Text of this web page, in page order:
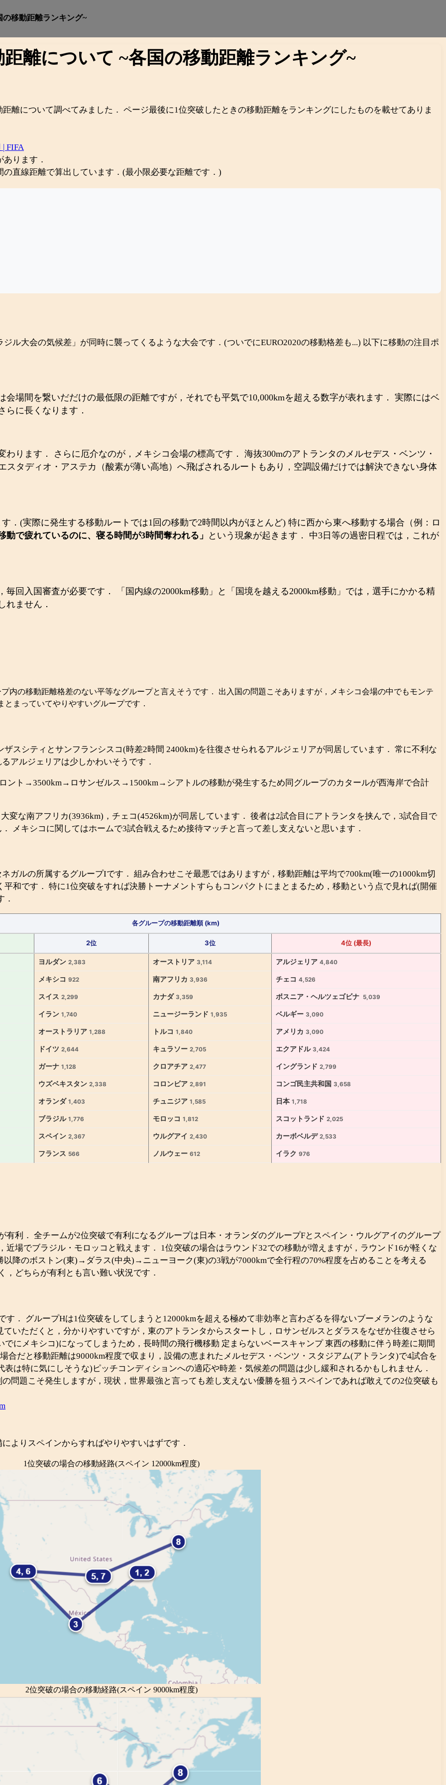
移動距離ランキング~
離について ~各国の移動距離ランキング~
離について調べてみました． ページ最後に1位突破したときの移動距離をランキングにしたものを載せてありま
FIFA
ります．
直線距離で算出しています．(最小限必要な距離です．)
ル大会の気候差」が同時に襲ってくるような大会です．(ついでにEURO2020の移動格差も...) 以下に移動の注目ポ
場間を繋いだだけの最低限の距離ですが，それでも平気で10,000kmを超える数字が表れます． 実際にはベ
らに長くなります．
ります． さらに厄介なのが，メキシコ会場の標高です． 海抜300mのアトランタのメルセデス・ベンツ・
スタディオ・アステカ（酸素が薄い高地）へ飛ばされるルートもあり，空調設備だけでは解決できない身体
．(実際に発生する移動ルートでは1回の移動で2時間以内がほとんど) 特に西から東へ移動する場合（例：ロ
動で疲れているのに、寝る時間が3時間奪われる」
という現象が起きます． 中3日等の過密日程では，これが
回入国審査が必要です． 「国内線の2000km移動」と「国境を越える2000km移動」では，選手にかかる精
れません．
内の移動距離格差のない平等なグループと言えそうです． 出入国の問題こそありますが，メキシコ会場の中でもモンテ
まっていてやりやすいグループです．
スシティとサンフランシスコ(時差2時間 2400km)を往復させられるアルジェリアが同居しています． 常に不利な
アルジェリアは少しかわいそうです．
ント→3500km→ロサンゼルス→1500km→シアトルの移動が発生するため同グループのカタールが西海岸で合計
変な南アフリカ(3936km)，チェコ(4526km)が同居しています． 後者は2試合目にアトランタを挟んで，3試合目で
メキシコに関してはホームで3試合戦えるため接待マッチと言って差し支えないと思います．
ガルの所属するグループIです． 組み合わせこそ最悪ではありますが，移動距離は平均で700km(唯一の1000km切
和です． 特に1位突破をすれば決勝トーナメントすらもコンパクトにまとまるため，移動という点で見れば(開催
．
各グループの移動距離順 (km)
2位 3位 4位 (最長)
ヨルダン 2,383 オーストリア 3,114 アルジェリア 4,840
メキシコ 922 南アフリカ 3,936 チェコ 4,526
スイス 2,299 カナダ 3,359 ボスニア・ヘルツェゴビナ 5,039
イラン 1,740 ニュージーランド 1,935 ベルギー 3,090
オーストラリア 1,288 トルコ 1,840 アメリカ 3,090
ドイツ 2,644 キュラソー 2,705 エクアドル 3,424
ガーナ 1,128 クロアチア 2,477 イングランド 2,799
ウズベキスタン 2,338 コロンビア 2,891 コンゴ民主共和国 3,658
オランダ 1,403 チュニジア 1,585 日本 1,718
ブラジル 1,776 モロッコ 1,812 スコットランド 2,025
スペイン 2,367 ウルグアイ 2,430 カーボベルデ 2,533
フランス 566 ノルウェー 612 イラク 976
利． 全チームが2位突破で有利になるグループは日本・オランダのグループFとスペイン・ウルグアイのグループ
場でブラジル・モロッコと戦えます． 1位突破の場合はラウンド32での移動が増えますが，ラウンド16が軽くな
降のボストン(東)→ダラス(中央)→ニューヨーク(東)の3戦が7000kmで全行程の70%程度を占めることを考える
どちらが有利とも言い難い状況です．
． グループHは1位突破をしてしまうと12000kmを超える極めて非効率と言わざるを得ないブーメランのような
いただくと，分かりやすいですが，東のアトランタからスタートし，ロサンゼルスとダラスをなぜか往復させら
にメキシコ)になってしまうため，長時間の飛行機移動 定まらないベースキャンプ 東西の移動に伴う時差に期間
合だと移動距離は9000km程度で収まり，設備の恵まれたメルセデス・ベンツ・スタジアム(アトランタ)で4試合を
は特に気にしそうな)ピッチコンディションへの適応や時差・気候差の問題は少し緩和されるかもしれません．
問題こそ発生しますが，現状，世界最強と言っても差し支えない優勝を狙うスペインであれば敢えての2位突破も
よりスペインからすればやりやすいはずです．
1位突破の場合の移動経路(スペイン 12000km程度)
2位突破の場合の移動経路(スペイン 9000km程度)